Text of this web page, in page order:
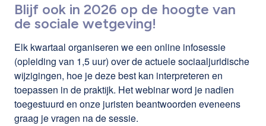
Blijf ook in 2026 op de hoogte van
de sociale wetgeving!
Elk kwartaal organiseren we een online infosessie
(opleiding van 1,5 uur) over de actuele sociaaljuridische
wijzigingen, hoe je deze best kan interpreteren en
toepassen in de praktijk. Het webinar word je nadien
toegestuurd en onze juristen beantwoorden eveneens
graag je vragen na de sessie.